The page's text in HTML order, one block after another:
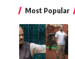
Most Popular